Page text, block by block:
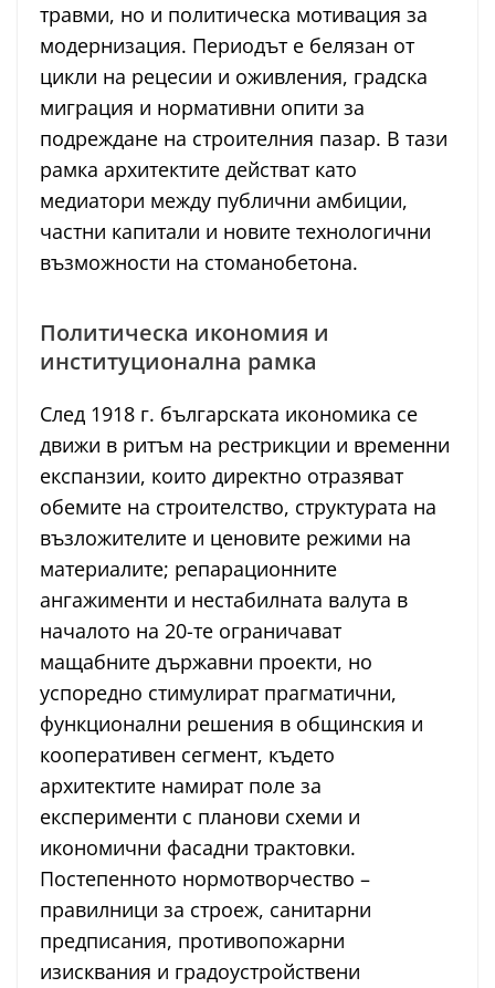
травми, но и политическа мотивация за
модернизация. Периодът е белязан от
цикли на рецесии и оживления, градска
миграция и нормативни опити за
подреждане на строителния пазар. В тази
рамка архитектите действат като
медиатори между публични амбиции,
частни капитали и новите технологични
възможности на стоманобетона.
Политическа икономия и
институционална рамка
След 1918 г. българската икономика се
движи в ритъм на рестрикции и временни
експанзии, които директно отразяват
обемите на строителство, структурата на
възложителите и ценовите режими на
материалите; репарационните
ангажименти и нестабилната валута в
началото на 20-те ограничават
мащабните държавни проекти, но
успоредно стимулират прагматични,
функционални решения в общинския и
кооперативен сегмент, където
архитектите намират поле за
експерименти с планови схеми и
икономични фасадни трактовки.
Постепенното нормотворчество –
правилници за строеж, санитарни
предписания, противопожарни
изисквания и градоустройствени